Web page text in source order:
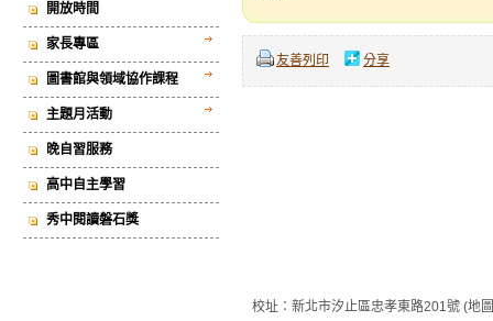
開放時間
家長專區
圖書館與領域協作課程
主題月活動
晚自習服務
高中自主學習
秀中閱讀磐石獎
友善列印 分享
校址：新北市汐止區忠孝東路201號 (